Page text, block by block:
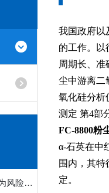
粉尘中游离二氧化硅分析仪为风险评估、工艺改进和防护决策提供了支持
我国政府以
的工作。以
周期长、
尘中游离二
氧化硅分析
测定 第4部
FC-8800粉
α-石英在中
围内，其特
定。